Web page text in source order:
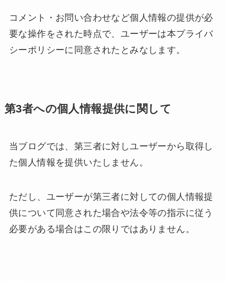
コメント・お問い合わせなど個人情報の提供が必
要な操作をされた時点で、ユーザーは本プライバ
シーポリシーに同意されたとみなします。
第3者への個人情報提供に関して
当ブログでは、第三者に対しユーザーから取得し
た個人情報を提供いたしません。
ただし、ユーザーが第三者に対しての個人情報提
供について同意された場合や法令等の指示に従う
必要がある場合はこの限りではありません。